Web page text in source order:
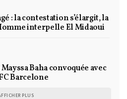
: la contestation s’élargit, la
interpelle El Midaoui
Baha convoquée avec
Barcelone
PLUS